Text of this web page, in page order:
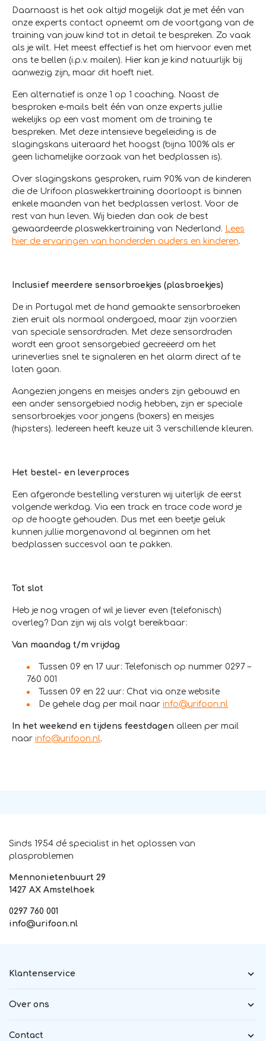
Daarnaast is het ook altijd mogelijk dat je met één van
onze experts contact opneemt om de voortgang van de
training van jouw kind tot in detail te bespreken. Zo vaak
als je wilt. Het meest effectief is het om hiervoor even met
ons te bellen (i.p.v. mailen). Hier kan je kind natuurlijk bij
aanwezig zijn, maar dit hoeft niet.
Een alternatief is onze 1 op 1 coaching. Naast de
besproken e-mails belt één van onze experts jullie
wekelijks op een vast moment om de training te
bespreken. Met deze intensieve begeleiding is de
slagingskans uiteraard het hoogst (bijna 100% als er
geen lichamelijke oorzaak van het bedplassen is).
Over slagingskans gesproken, ruim 90% van de kinderen
die de Urifoon plaswekkertraining doorloopt is binnen
enkele maanden van het bedplassen verlost. Voor de
rest van hun leven. Wij bieden dan ook de best
gewaardeerde plaswekkertraining van Nederland. Lees
hier de ervaringen van honderden ouders en kinderen.
Inclusief meerdere sensorbroekjes (plasbroekjes)
De in Portugal met de hand gemaakte sensorbroeken
zien eruit als normaal ondergoed, maar zijn voorzien
van speciale sensordraden. Met deze sensordraden
wordt een groot sensorgebied gecreëerd om het
urineverlies snel te signaleren en het alarm direct af te
laten gaan.
Aangezien jongens en meisjes anders zijn gebouwd en
een ander sensorgebied nodig hebben, zijn er speciale
sensorbroekjes voor jongens (boxers) en meisjes
(hipsters). Iedereen heeft keuze uit 3 verschillende kleuren.
Het bestel- en leverproces
Een afgeronde bestelling versturen wij uiterlijk de eerst
volgende werkdag. Via een track en trace code word je
op de hoogte gehouden. Dus met een beetje geluk
kunnen jullie morgenavond al beginnen om het
bedplassen succesvol aan te pakken.
Tot slot
Heb je nog vragen of wil je liever even (telefonisch)
overleg? Dan zijn wij als volgt bereikbaar:
Van maandag t/m vrijdag
Tussen 09 en 17 uur: Telefonisch op nummer 0297 –
760 001
Tussen 09 en 22 uur: Chat via onze website
De gehele dag per mail naar info@urifoon.nl
In het weekend en tijdens feestdagen alleen per mail
naar info@urifoon.nl.
Sinds 1954 dé specialist in het oplossen van
plasproblemen
Mennonietenbuurt 29
1427 AX Amstelhoek
0297 760 001
info@urifoon.nl
Klantenservice
Over ons
Contact